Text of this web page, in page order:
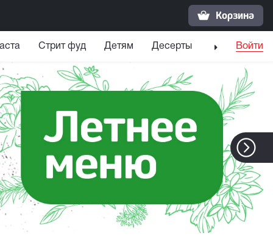
Корзина
Стрит фуд Детям Десерты НапиткиВойти